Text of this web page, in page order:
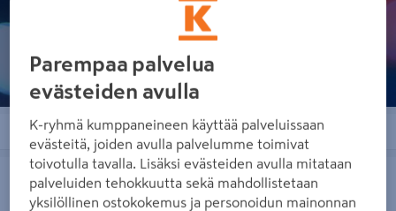
Järjestä Suodattimet
Kaapelinsuojakouru Salomaan
Konepaja 35mm SU 35KS
Suojakouru Salomaan Konepaja
JASU 60x1200mm suora sinkitty
Parempaa palvelua
evästeiden avulla
K-ryhmä kumppaneineen käyttää palveluissaan
evästeitä, joiden avulla palvelumme toimivat
toivotulla tavalla. Lisäksi evästeiden avulla mitataan
palveluiden tehokkuutta sekä mahdollistetaan
yksilöllinen ostokokemus ja personoidun mainonnan